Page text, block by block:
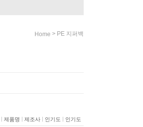
Home > PE 지퍼백
| 제품명 | 제조사 | 인기도 | 인기도